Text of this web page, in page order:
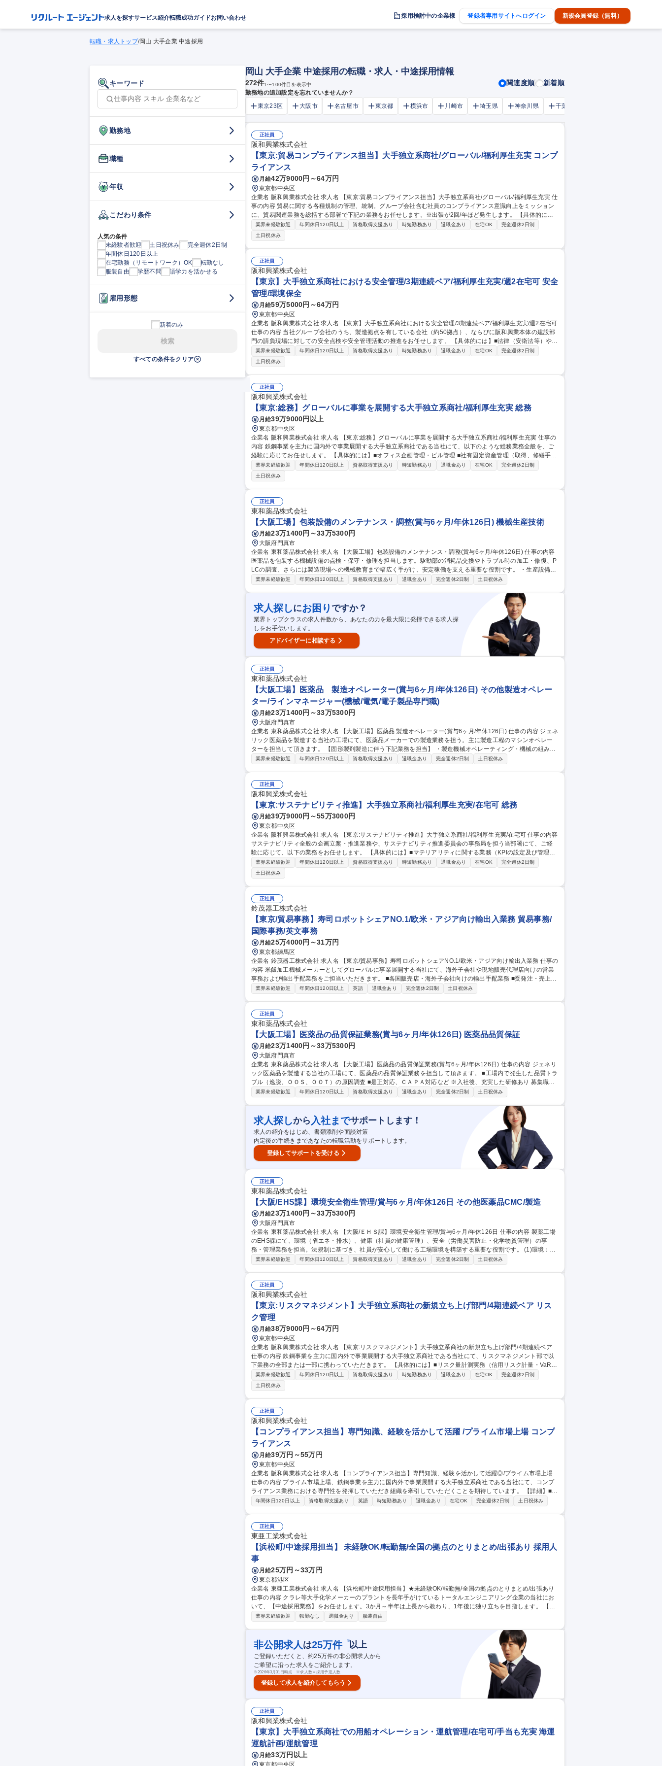
求人を探すサービス紹介転職成功ガイドお問い合わせ 採用検討中の企業様 登録者専用サイトへログイン 新規会員登録（無料）
転職・求人トップ/岡山 大手企業 中途採用
キーワード
勤務地
職種
年収
こだわり条件
人気の条件
未経験者歓迎
土日祝休み
完全週休2日制
年間休日120日以上
在宅勤務（リモートワーク）OK
転勤なし
服装自由
学歴不問 語学力を活かせる
雇用形態
新着のみ
検索
すべての条件をクリア
岡山 大手企業 中途採用の転職・求人・中途採用情報
272件1〜100件目を表示中 関連度順 新着順
勤務地の追加設定を忘れていませんか？
東京23区
大阪市 名古屋市 東京都 横浜市 川崎市 埼玉県 神奈川県 千葉市
正社員
阪和興業株式会社
【東京:貿易コンプライアンス担当】大手独立系商社/グローバル/福利厚生充実 コンプ
ライアンス
月給42万9000円～64万円
東京都中央区
企業名 阪和興業株式会社 求人名 【東京:貿易コンプライアンス担当】大手独立系商社/グローバル/福利厚生充実 仕
事の内容 貿易に関する各種規制の管理、統制。グループ会社含む社員のコンプライアンス意識向上をミッション
に、貿易関連業務を総括する部署で下記の業務をお任せします。※出張が2回/年ほど発生します。 【具体的に
は】■安全保障貿易管理：外為法に基づいた輸出審査、輸出許可申請、社内教育 等 ■OFAC規制等取引審査：OFA
C規制等規制ルールに基づいた取引審査、社内教育 等 ■認定事業者(AEO)総括管理：認定事業者(AEO)制度に関す
る社内体制の整備、社内教育、内部監査、委託先管理、税関からの監査対応 等 ■社内貿易管理：貿易関連の諸制
度や規制の情報収集、社内教育コンテンツ作成や研修会の開催 等 募集職種 【東京:貿易コンプライアンス担当】
大手独立系商社/グローバル/福利厚生充実
業界未経験歓迎 年間休日120日以上 資格取得支援あり 時短勤務あり 退職金あり 在宅OK
完全週休2日制
土日祝休み
正社員
阪和興業株式会社
【東京】大手独立系商社における安全管理/3期連続ベア/福利厚生充実/週2在宅可 安全
管理/環境保全
月給59万5000円～64万円
東京都中央区
企業名 阪和興業株式会社 求人名 【東京】大手独立系商社における安全管理/3期連続ベア/福利厚生充実/週2在宅可
仕事の内容 当社グループ会社のうち、製造拠点を有している会社（約50拠点）、ならびに阪和興業本体の建設部
門の請負現場に対しての安全点検や安全管理活動の推進をお任せします。 【具体的には】■法律（安衛法等）や社
内規程に基づく指導及び、個々の現場において有効で的確な指導や対応策の検討 ■グループ会社で発生した事故の
集計及び分析 ■災害予防資料の作成・発信・安衛法、建設業法等、各種関係法令の改正情報の整理・発信 ■グルー
プ会社向け安全講習会の講師（資料作成含む）ならびに運営 募集職種 【東京】大手独立系商社における安全管理/
3期連続ベア/福利厚生充実/週2在宅可
業界未経験歓迎 年間休日120日以上 資格取得支援あり 時短勤務あり 退職金あり 在宅OK
完全週休2日制
土日祝休み
正社員
阪和興業株式会社
【東京:総務】グローバルに事業を展開する大手独立系商社/福利厚生充実 総務
月給39万9000円以上
東京都中央区
企業名 阪和興業株式会社 求人名 【東京:総務】グローバルに事業を展開する大手独立系商社/福利厚生充実 仕事の
内容 鉄鋼事業を主力に国内外で事業展開する大手独立系商社である当社にて、以下のような総務業務全般を、ご
経験に応じてお任せします。 【具体的には】■オフィス企画管理・ビル管理 ■社有固定資産管理（取得、修繕手
配、除売却、棚卸、償却資産申告、予算作成・実行管理） ■賃貸物件（東京本社、支店等）の家賃支払い・経費支
払・庶務業務 ■固定電話等通信システムの企画・管理・経費支払 ■BCP管理業務 など 【キャリアパス】総務業務
全般（企画・統制業務含む）を担当した後、当社の中枢業務を担っていただくことも視野に入れています。 募集
職種 【東京:総務】グローバルに事業を展開する大手独立系商社/福利厚生充実
業界未経験歓迎 年間休日120日以上 資格取得支援あり 時短勤務あり 退職金あり 在宅OK
完全週休2日制
土日祝休み
正社員
東和薬品株式会社
【大阪工場】包装設備のメンテナンス・調整(賞与6ヶ月/年休126日) 機械生産技術
月給23万1400円～33万5300円
大阪府門真市
企業名 東和薬品株式会社 求人名 【大阪工場】包装設備のメンテナンス・調整(賞与6ヶ月/年休126日) 仕事の内容
医薬品を包装する機械設備の点検・保守・修理を担当します。駆動部の消耗品交換やトラブル時の加工・修復、P
LCの調査、さらには製造現場への機械教育まで幅広く手がけ、安定稼働を支える重要な役割です。 ・生産設備保
守業務（生産設備定期点検／保全：駆動部、摺動部の消耗品交換など） ・設備トラブル対応（金属及び樹脂の修
設業務は含みません。 募集職種 【大阪工場】包装設備のメンテナンス・調整(賞与6ヶ月/年休126日)
業界未経験歓迎 年間休日120日以上 資格取得支援あり 退職金あり 完全週休2日制 土日祝休み
求人探しにお困り ですか？
業界トップクラスの求人件数から、あなたの力を最大限に発揮できる求人探
しをお手伝いします。
アドバイザーに相談する
正社員
東和薬品株式会社
【大阪工場】医薬品 製造オペレーター(賞与6ヶ月/年休126日) その他製造オペレー
ター/ラインマネージャー(機械/電気/電子製品専門職)
月給23万1400円～33万5300円
大阪府門真市
企業名 東和薬品株式会社 求人名 【大阪工場】医薬品 製造オペレーター(賞与6ヶ月/年休126日) 仕事の内容 ジェネ
リック医薬品を製造する当社の工場にて、医薬品メーカーでの製造業務を担う。主に製造工程のマシンオペレー
ターを担当して頂きます。 【固形製剤製造に伴う下記業務を担当】 ・製造機械オペレーティング・機械の組み付
けや分解 ・清掃作業・工程レポート・ＰＣでの簡単な入力作業 ・整型～コーティング工程・錠剤検査業務 ※入社
業界未経験歓迎 年間休日120日以上 資格取得支援あり 退職金あり 完全週休2日制 土日祝休み
正社員
阪和興業株式会社
【東京:サステナビリティ推進】大手独立系商社/福利厚生充実/在宅可 総務
月給39万9000円～55万3000円
東京都中央区
企業名 阪和興業株式会社 求人名 【東京:サステナビリティ推進】大手独立系商社/福利厚生充実/在宅可 仕事の内容
サステナビリティ全般の企画立案・推進業務や、サステナビリティ推進委員会の事務局を担う当部署にて、ご経
験に応じて、以下の業務をお任せします。 【具体的には】■マテリアリティに関する業務（KPIの設定及び管理な
ど） ■ESG評価対応に関する業務（FTSE、MSCI、CDPなど） ■統合報告書作成に関する業務（構成立案、コン
テンツ制作、校正・英訳対応など） ■脱炭素に関する業務（Scope1/2/3の算定、移行計画の策定、削減活動の推
進、TCFD対応など） ■人権尊重に関する業務（人権DDの体制構築・推進など）など 募集職種 【東京:サステナビ
リティ推進】大手独立系商社/福利厚生充実/在宅可
業界未経験歓迎 年間休日120日以上 資格取得支援あり 時短勤務あり 退職金あり 在宅OK
完全週休2日制
土日祝休み
正社員
鈴茂器工株式会社
【東京/貿易事務】寿司ロボットシェアNO.1/欧米・アジア向け輸出入業務 貿易事務/
国際事務/英文事務
月給25万4000円～31万円
東京都練馬区
企業名 鈴茂器工株式会社 求人名 【東京/貿易事務】寿司ロボットシェアNO.1/欧米・アジア向け輸出入業務 仕事の
内容 米飯加工機械メーカーとしてグローバルに事業展開する当社にて、海外子会社や現地販売代理店向けの営業
事務および輸出手配業務をご担当いただきます。 ■各国販売店・海外子会社向けの輸出手配業務 ■受発注・売上確
定処理および入金管理 ■輸出書類作成（Invoice等）やLC買取手続き ■業務プロセス改善提案 【仕事の魅力】世界
業界未経験歓迎 年間休日120日以上 英語 退職金あり 完全週休2日制 土日祝休み
正社員
東和薬品株式会社
【大阪工場】医薬品の品質保証業務(賞与6ヶ月/年休126日) 医薬品品質保証
月給23万1400円～33万5300円
大阪府門真市
企業名 東和薬品株式会社 求人名 【大阪工場】医薬品の品質保証業務(賞与6ヶ月/年休126日) 仕事の内容 ジェネリ
ック医薬品を製造する当社の工場にて、医薬品の品質保証業務を担当して頂きます。 ■工場内で発生した品質トラ
ブル（逸脱、ＯＯＳ、ＯＯＴ）の原因調査 ■是正対応、ＣＡＰＡ対応など ※入社後、充実した研修あり 募集職種
【大阪工場】医薬品の品質保証業務(賞与6ヶ月/年休126日)
業界未経験歓迎 年間休日120日以上 資格取得支援あり 退職金あり 完全週休2日制 土日祝休み
求人探しから 入社までサポートします！
求人の紹介をはじめ、書類添削や面談対策
内定後の手続きまであなたの転職活動をサポートします。
登録してサポートを受ける
正社員
東和薬品株式会社
【大阪/EHS課】環境安全衛生管理/賞与6ヶ月/年休126日 その他医薬品CMC/製造
月給23万1400円～33万5300円
大阪府門真市
企業名 東和薬品株式会社 求人名 【大阪/ＥＨＳ課】環境安全衛生管理/賞与6ヶ月/年休126日 仕事の内容 製薬工場
のEHS課にて、環境（省エネ・排水）、健康（社員の健康管理）、安全（労働災害防止・化学物質管理）の事
務・管理業務を担当。法規制に基づき、社員が安心して働ける工場環境を構築する重要な役割です。 (1)環境：省
エネ推進、廃棄物管理、公害防止 (2)健康：定期健診対応、職場環境の改善 (3)安全：労働災害防止の計画立案、
す。 募集職種 【大阪/ＥＨＳ課】環境安全衛生管理/賞与6ヶ月/年休126日
業界未経験歓迎 年間休日120日以上 資格取得支援あり 退職金あり 完全週休2日制 土日祝休み
正社員
阪和興業株式会社
【東京:リスクマネジメント】大手独立系商社の新規立ち上げ部門/4期連続ベア リス
ク管理
月給38万9000円～64万円
東京都中央区
企業名 阪和興業株式会社 求人名 【東京:リスクマネジメント】大手独立系商社の新規立ち上げ部門/4期連続ベア
仕事の内容 鉄鋼事業を主力に国内外で事業展開する大手独立系商社である当社にて、リスクマネジメント部で以
下業務の全部または一部に携わっていただきます。 【具体的には】■リスク量計測実務（信用リスク計量・VaRの
算出、格付別倒産確率の算出、商品ボラティリティとリスク量の算出、リスク軽減策の評価、ストレスシナリオ
の策定、リスク計量とリスク回避策の立案等）■ALM（為替リスク、デリバティブリスクの把握、リスク量の計
量、ALMの導入等）■リスクアセスメント対応実務（リスク項目の設定、各リスクの発生確率、定量的なリスク量
等の検証等） 募集職種 【東京:リスクマネジメント】大手独立系商社の新規立ち上げ部門/4期連続ベア
業界未経験歓迎 年間休日120日以上 資格取得支援あり 時短勤務あり 退職金あり 在宅OK
完全週休2日制
土日祝休み
正社員
阪和興業株式会社
【コンプライアンス担当】専門知識、経験を活かして活躍 /プライム市場上場 コンプ
ライアンス
月給39万円～55万円
東京都中央区
企業名 阪和興業株式会社 求人名 【コンプライアンス担当】専門知識、経験を活かして活躍◎/プライム市場上場
仕事の内容 プライム市場上場、鉄鋼事業を主力に国内外で事業展開する大手独立系商社である当社にて、コンプ
ライアンス業務における専門性を発揮していただき組織を牽引していただくことを期待しています。 【詳細】■当
社および国内外子会社含めたコンプライアンス体制の運用・強化 ■法令遵守のモニタリング ■内部通報制度対応 ■
す。 募集職種 【コンプライアンス担当】専門知識、経験を活かして活躍◎/プライム市場上場
年間休日120日以上 資格取得支援あり 英語 時短勤務あり 退職金あり 在宅OK 完全週休2日制 土日祝休み
正社員
東亜工業株式会社
【浜松町/中途採用担当】 未経験OK/転勤無/全国の拠点のとりまとめ/出張あり 採用人
事
月給25万円～33万円
東京都港区
企業名 東亜工業株式会社 求人名 【浜松町/中途採用担当】★未経験OK/転勤無/全国の拠点のとりまとめ/出張あり
仕事の内容 クラレ等大手化学メーカーのプラントを長年手がけているトータルエンジニアリング企業の当社にお
いて、【中途採用業務】をお任せします。3か月～半年は上長から教わり、1年後に独り立ちを目指します。 【業
務内容】事業所全体の中途採用の体制構築をメインに中途採用における採用面接や面接調整や高卒採用（高校訪
業所を訪問しながらそれぞれの地元採用方法を立案し採用計画数を達成していただきます。入社後はプラント研
修からプラント知識をつけていただきます。※月に1，2回を目安に宿泊あり出張がございます。 募集職種 【浜松
町/中途採用担当】★未経験OK/転勤無/全国の拠点のとりまとめ/出張あり
業界未経験歓迎 転勤なし 退職金あり 服装自由
非公開求人 は25万件 ※以上
ご登録いただくと、約25万件の非公開求人から
ご希望に沿った求人をご紹介します。
※2026年3月31日時点 ※求人数＝採用予定人数
登録して求人を紹介してもらう
正社員
阪和興業株式会社
【東京】大手独立系商社での用船オペレーション・運航管理/在宅可/手当も充実 海運
運航計画/運航管理
月給33万円以上
東京都中央区